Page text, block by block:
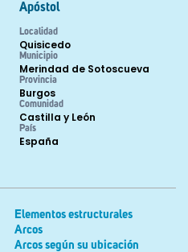
Apóstol
Localidad
Quisicedo
Municipio
Merindad de Sotoscueva
Provincia
Burgos
Comunidad
Castilla y León
País
España
Elementos estructurales
Arcos
Arcos según su ubicación